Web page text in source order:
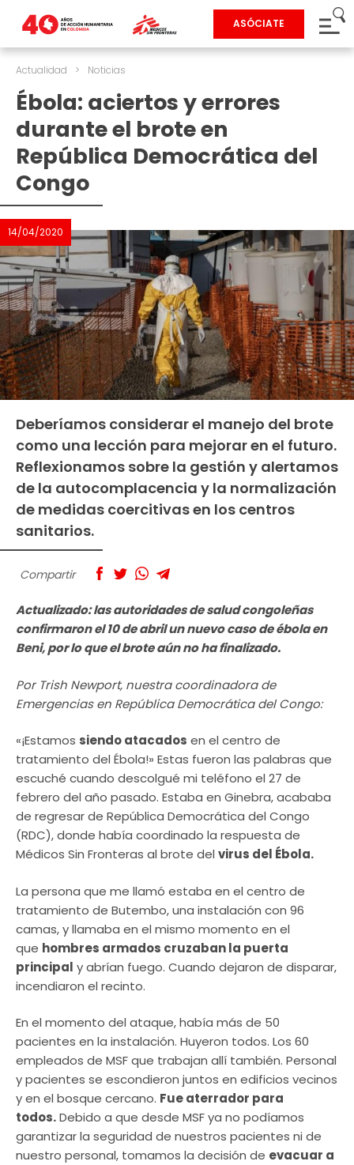
ASÓCIATE
Actualidad > Noticias
Ébola: aciertos y errores
durante el brote en
República Democrática del
Congo
14/04/2020
Deberíamos considerar el manejo del brote
como una lección para mejorar en el futuro.
Reflexionamos sobre la gestión y alertamos
de la autocomplacencia y la normalización
de medidas coercitivas en los centros
sanitarios.
Compartir
Actualizado: las autoridades de salud congoleñas
confirmaron el 10 de abril un nuevo caso de ébola en
Beni, por lo que el brote aún no ha finalizado.
Por Trish Newport, nuestra coordinadora de
Emergencias en República Democrática del Congo:
«¡Estamos siendo atacados en el centro de
tratamiento del Ébola!» Estas fueron las palabras que
escuché cuando descolgué mi teléfono el 27 de
febrero del año pasado. Estaba en Ginebra, acababa
de regresar de República Democrática del Congo
(RDC), donde había coordinado la respuesta de
Médicos Sin Fronteras al brote del virus del Ébola.
La persona que me llamó estaba en el centro de
tratamiento de Butembo, una instalación con 96
camas, y llamaba en el mismo momento en el
que hombres armados cruzaban la puerta
principal y abrían fuego. Cuando dejaron de disparar,
incendiaron el recinto.
En el momento del ataque, había más de 50
pacientes en la instalación. Huyeron todos. Los 60
empleados de MSF que trabajan allí también. Personal
y pacientes se escondieron juntos en edificios vecinos
y en el bosque cercano. Fue aterrador para
todos.Debido a que desde MSF ya no podíamos
garantizar la seguridad de nuestros pacientes ni de
nuestro personal, tomamos la decisión de evacuar a